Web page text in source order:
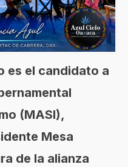
es el candidato a
(MASI),
Mesa
de la alianza